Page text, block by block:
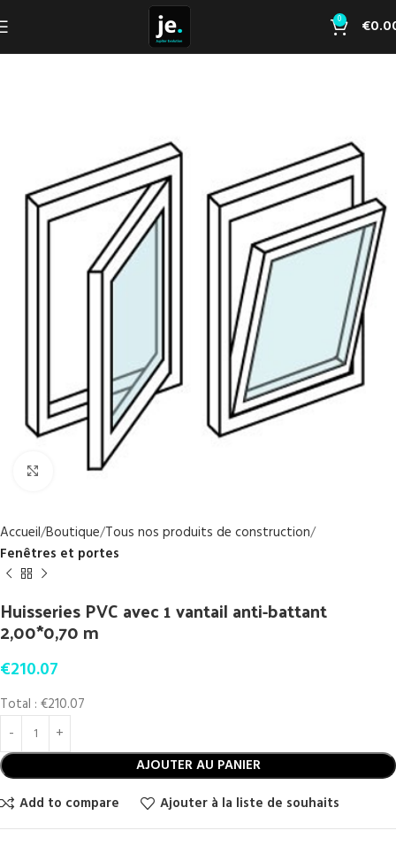
0 €
Click to enlarge
Accueil Boutique Tous nos produits de construction
Fenêtres et portes
Huisseries PVC avec 1 vantail anti-battant
2,00*0,70 m
€210.07
AJOUTER AU PANIER
Total : €210.07
Add to compare Ajouter à la liste de souhaits